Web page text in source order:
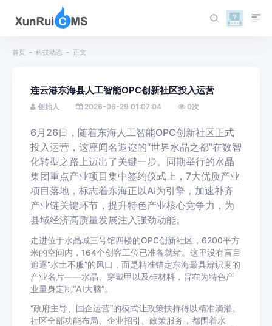
首页 科技动态 正文
连云港东海县人工智能OPC创新社区投入运营
创始人 2026-06-29 01:07:04 0次
6月26日，随着东海人工智能OPC创新社区正式
投入运营，这座闻名遐迩的“世界水晶之都”在数智
化转型之路上迈出了关键一步。同期举行的水晶
集团重点产业项目集中签约仪式上，7大优质产业
项目落地，标志着东海正以AI为引擎，加速补齐
产业链关键环节，提升特色产业核心竞争力，为
县域经济高质量发展注入强劲动能。
走进位于水晶城三号馆四楼的OPC创新社区，6200平方
米的空间内，164个创客工位已准备就绪。这里没有盲目
追逐“水土不服”的风口，而是精准锚定东海最具辨识度的
产业名片——水晶、穿戴甲以及硅材料，旨在为特色产
业量身定制“AI大脑”。
“政府主导、国企运营”的模式让政策扶持得以精准滴灌。
社区全部功能布局、企业招引、政策服务，都围着水